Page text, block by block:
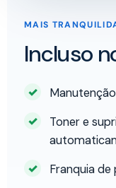
MAIS
Incluso
Toner e
Franquia de